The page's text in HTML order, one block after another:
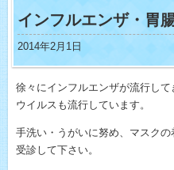
インフルエンザ・胃
2014年2月1日
徐々にインフルエンザが流行し
ウイルスも流行しています。
手洗い・うがいに努め、マスク
受診して下さい。